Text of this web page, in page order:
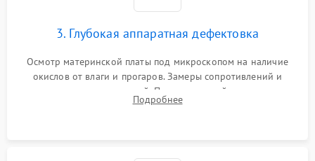
3. Глубокая аппаратная дефектовка
Осмотр материнской платы под микроскопом на наличие
окислов от влаги и прогаров. Замеры сопротивлений и
дежурных напряжений. Проверка цепей питания,
мультиконтроллера, процессора и видеочипа.
Подробнее